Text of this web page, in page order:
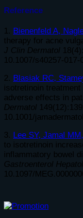
Reference
1. Bienenfeld A,
therapy for acne
J Clin Dermatol
10.1007/s40257-017-
2. Blasiak RC,
isotretinoin
adverse effects in
Dermatol
10.1001/
3. Lee SY, Jamal
to isotretinoin
inflammatory bowel
Gastroenterol Hepatol
10.1097/